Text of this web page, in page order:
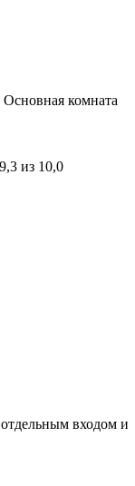
комната
9,3 из 10,0
входом и